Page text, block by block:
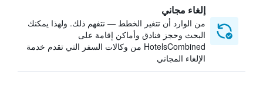
إلغاء مجاني
من الوارد أن تتغير الخطط — نتفهم ذلك. ولهذا يمكنك
البحث وحجز فنادق وأماكن إقامة على
HotelsCombined من وكالات السفر التي تقدم خدمة
الإلغاء المجاني